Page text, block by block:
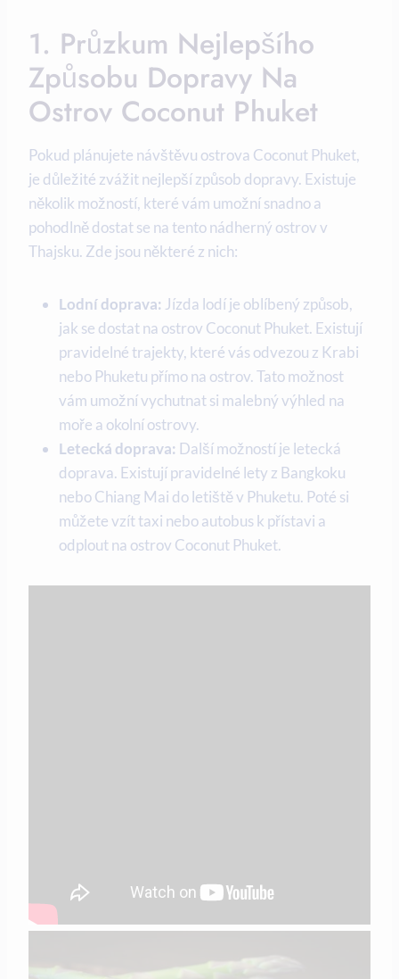
1. Průzkum Nejlepšího
Způsobu Dopravy Na
Ostrov Coconut ‍Phuket
Pokud plánujete návštěvu ostrova Coconut Phuket,
je důležité ‍zvážit nejlepší způsob dopravy. Existuje
několik možností, které‌ vám umožní snadno a
pohodlně dostat se ⁤na tento nádherný ostrov ‌v
Thajsku. Zde jsou ‍některé ⁣z ‌nich:
Lodní ‍doprava: Jízda lodí je ⁤oblíbený způsob,
jak se dostat na ⁢ostrov Coconut Phuket. Existují
pravidelné trajekty, které vás odvezou⁤ z Krabi
⁣nebo ⁣Phuketu přímo na ostrov. Tato možnost
⁤vám umožní vychutnat si malebný výhled na⁤
moře a okolní ostrovy.
Letecká doprava: Další možností je letecká
doprava. Existují pravidelné ​lety ‍z‌ Bangkoku
nebo Chiang ​Mai do ‌letiště v Phuketu.‍ Poté si
můžete vzít taxi nebo autobus‌ k přístavi a
odplout na ostrov Coconut Phuket.